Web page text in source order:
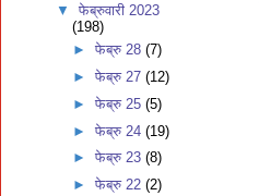
▼ फेब्रुवारी 2023
(198)
►फेब्रु 28(7)
►फेब्रु 27(12)
►फेब्रु 25(5)
►फेब्रु 24(19)
►फेब्रु 23(8)
►फेब्रु 22(2)